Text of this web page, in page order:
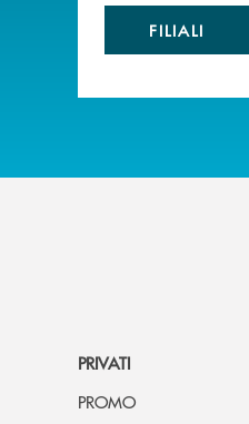
FILIALI
PRIVATI
PROMO